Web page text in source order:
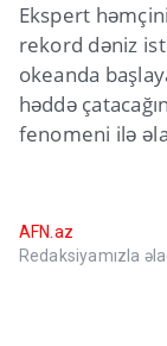
Ekspert
rekord dəniz
okeanda
həddə
fenomeni ilə
AFN.az
Redaksiyamızla